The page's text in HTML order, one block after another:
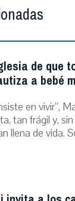
de que
a bebé
en vivir”,
tan frágil y,
llena de vida.